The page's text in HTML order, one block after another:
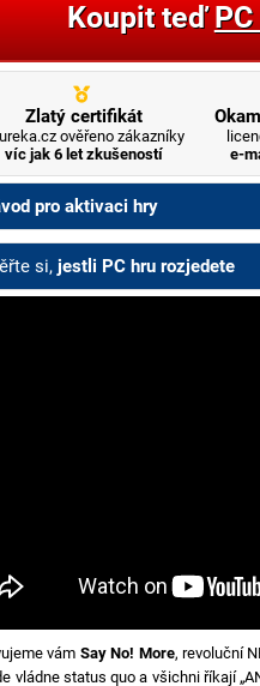
Koupit teď
Zlatý certifikát
ověřeno zákazníky
víc jak 6 let zkušeností
e-
pro aktivaci hry
si, jestli PC hru rozjedete
vám Say No! More, revoluční
vládne status quo a všichni říkají